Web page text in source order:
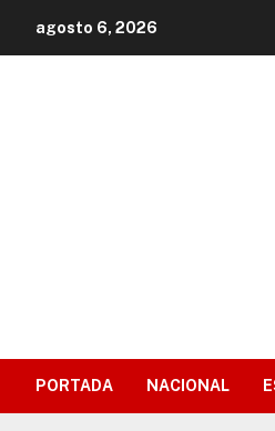
agosto 6, 2026
PORTADA NACIONAL